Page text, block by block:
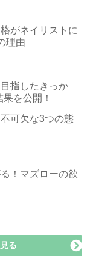
がネイリストに
理由
指したきっか
を公開！
可欠な3つの態
！マズローの欲
る